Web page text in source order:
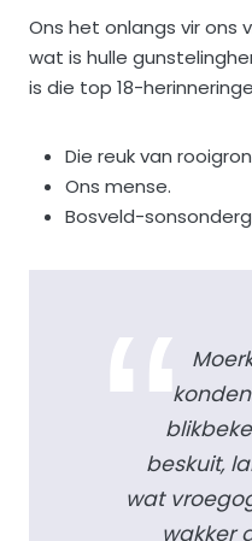
Ons het onlangs vir ons
wat is hulle
is die top 18-
Die reuk van
Ons mense.
Bosveld-
beskuit,
wat
wakker